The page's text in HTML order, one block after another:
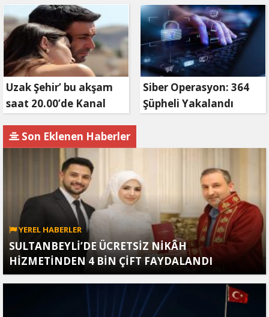
Uzak Şehir’ bu akşam
saat 20.00’de Kanal
Siber Operasyon: 364
Şüpheli Yakalandı
Son Eklenen Haberler
YEREL HABERLER
SULTANBEYLİ’DE ÜCRETSİZ NİKÂH
HİZMETİNDEN 4 BİN ÇİFT FAYDALANDI